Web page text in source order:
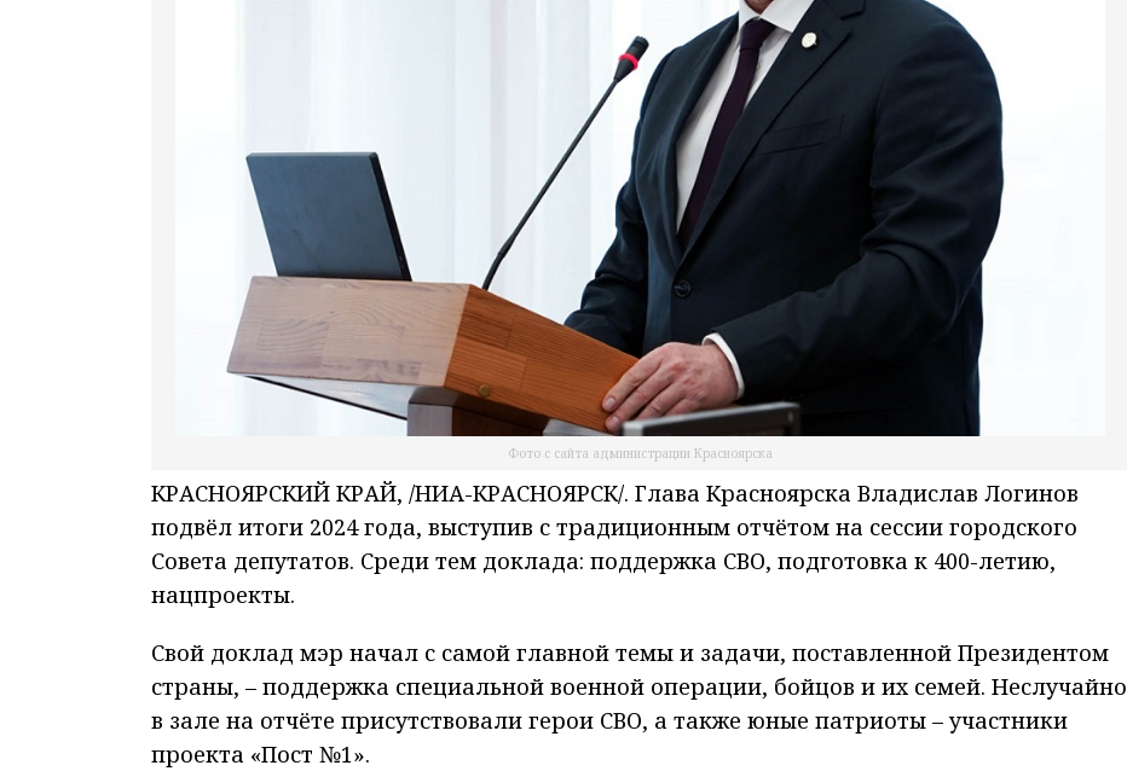
Фото с сайта администрации Красноярска
КРАСНОЯРСКИЙ КРАЙ, /НИА-КРАСНОЯРСК/. Глава Красноярска Владислав Логинов
подвёл итоги 2024 года, выступив с традиционным отчётом на сессии городского
Совета депутатов. Среди тем доклада: поддержка СВО, подготовка к 400-летию,
нацпроекты.
Свой доклад мэр начал с самой главной темы и задачи, поставленной Президентом
страны, – поддержка специальной военной операции, бойцов и их семей. Неслучайно
в зале на отчёте присутствовали герои СВО, а также юные патриоты – участники
проекта «Пост №1».